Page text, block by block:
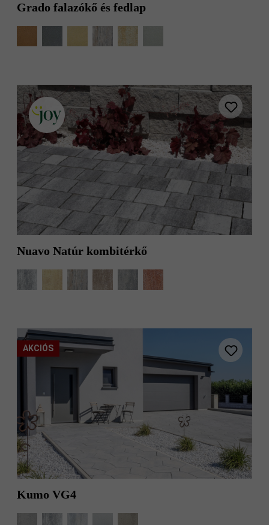
Grado falazókő és fedlap
Nuavo Natúr kombitérkő
AKCIÓS
Kumo VG4